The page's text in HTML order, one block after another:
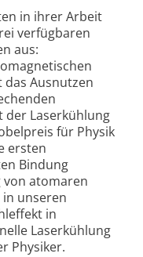
in ihrer Arbeit
verfügbaren
aus:
das Ausnutzen
der Laserkühlung
für Physik
ersten
Bindung
von atomaren
in unseren
in
Laserkühlung
Physiker.